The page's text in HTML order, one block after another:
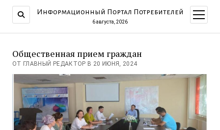
Информационный Портал Потребителей
6 августа, 2026
меню
Общественная прием граждан
ОТ ГЛАВНЫЙ РЕДАКТОР В 20 ИЮНЯ, 2024